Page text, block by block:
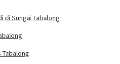
di Sungai Tabalong
Tabalong